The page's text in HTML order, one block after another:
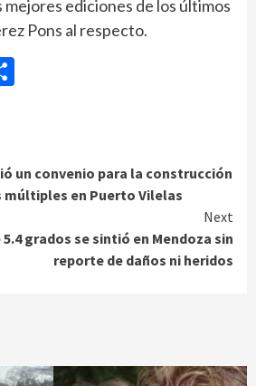
mejores ediciones de los últimos
Pons al respecto.
un convenio para la construcción
múltiples en Puerto Vilelas
Next
5.4 grados se sintió en Mendoza sin
reporte de daños ni heridos